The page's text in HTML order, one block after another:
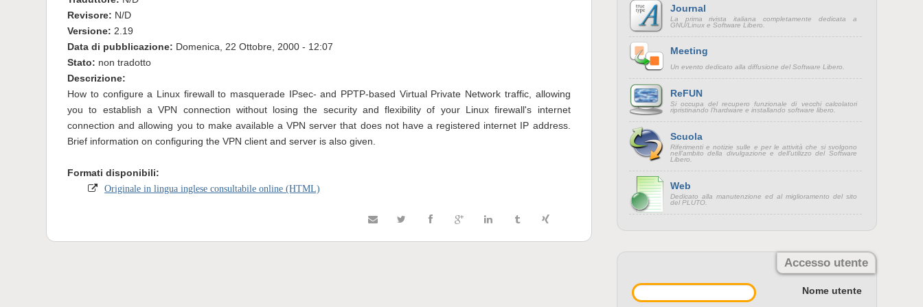
Revisore: N/D
Versione: 2.19
Data di pubblicazione: Domenica, 22 Ottobre, 2000 - 12:07
Stato: non tradotto
Descrizione:
How to configure a Linux firewall to masquerade IPsec- and PPTP-based Virtual Private Network traffic, allowing
you to establish a VPN connection without losing the security and flexibility of your Linux firewall's internet
connection and allowing you to make available a VPN server that does not have a registered internet IP address.
Brief information on configuring the VPN client and server is also given.
Formati disponibili:
Originale in lingua inglese consultabile online (HTML)
Journal
La prima rivista italiana completamente dedicata a
GNU/Linux e Software Libero.
Meeting
Un evento dedicato alla diffusione del Software Libero.
ReFUN
Si occupa del recupero funzionale di vecchi calcolatori
ripristinando l'hardware e installando software libero.
Scuola
Riferimenti e notizie sulle e per le attività che si svolgono
nell'ambito della divulgazione e dell'utilizzo del Software
Libero.
Web
Dedicato alla manutenzione ed al miglioramento del sito
del PLUTO.
Accesso utente
Nome utente